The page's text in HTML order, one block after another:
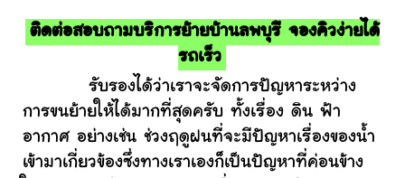
ติดต่อสอบถามบริการย้ายบ้านลพบุรี จองคิวง่ายได้
รถเร็ว
รับรองได้ว่าเราจะจัดการปัญหาระหว่าง
การขนย้ายให้ได้มากที่สุดครับ ทั้งเรื่อง ดิน ฟ้า
อากาศ อย่างเช่น ช่วงฤดูฝนที่จะมีปัญหาเรื่องของน้ำ
เข้ามาเกี่ยวข้องซึ่งทางเราเองก็เป็นปัญหาที่ค่อนข้าง